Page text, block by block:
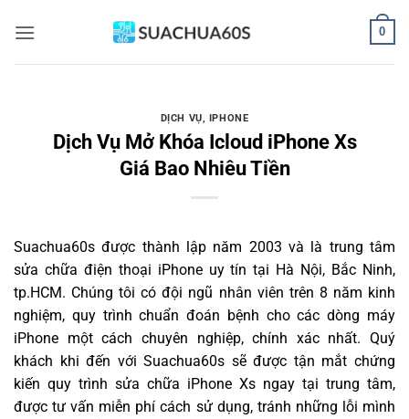
qua
0
DỊCH VỤ, IPHONE
Dịch Vụ Mở Khóa Icloud iPhone Xs
Giá Bao Nhiêu Tiền
Suachua60s được thành lập năm 2003 và là trung tâm
sửa chữa điện thoại iPhone uy tín tại Hà Nội, Bắc Ninh,
tp.HCM. Chúng tôi có đội ngũ nhân viên trên 8 năm kinh
nghiệm, quy trình chuẩn đoán bệnh cho các dòng máy
iPhone một cách chuyên nghiệp, chính xác nhất. Quý
khách khi đến với Suachua60s sẽ được tận mắt chứng
kiến quy trình sửa chữa iPhone Xs ngay tại trung tâm,
được tư vấn miễn phí cách sử dụng, tránh những lỗi mình